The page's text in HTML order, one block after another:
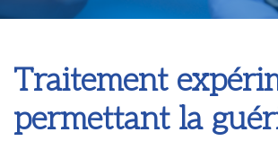
Traitement
permettant la